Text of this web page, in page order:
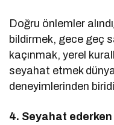
Doğru önlemler
bildirmek, gece geç
kaçınmak, yerel
seyahat etmek
deneyimlerinden
4. Seyahat